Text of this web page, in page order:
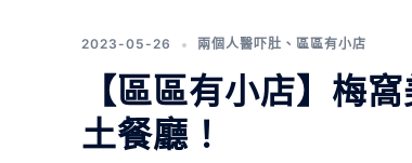
2023-05-26 兩個人醫吓肚 、 區區有小店
【區區有小店】梅
土餐廳！